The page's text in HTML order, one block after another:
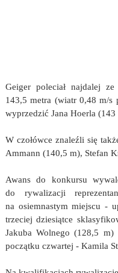
Geiger poleciał najdalej
143,5 metra (wiatr 0,48 m/s
wyprzedzić Jana Hoerla
W czołówce znaleźli się
Ammann (140,5 m), Stefan
Awans do konkursu
do rywalizacji
na osiemnastym miejscu -
trzeciej dziesiątce
Jakuba Wolnego (128,5
początku czwartej - Kamila